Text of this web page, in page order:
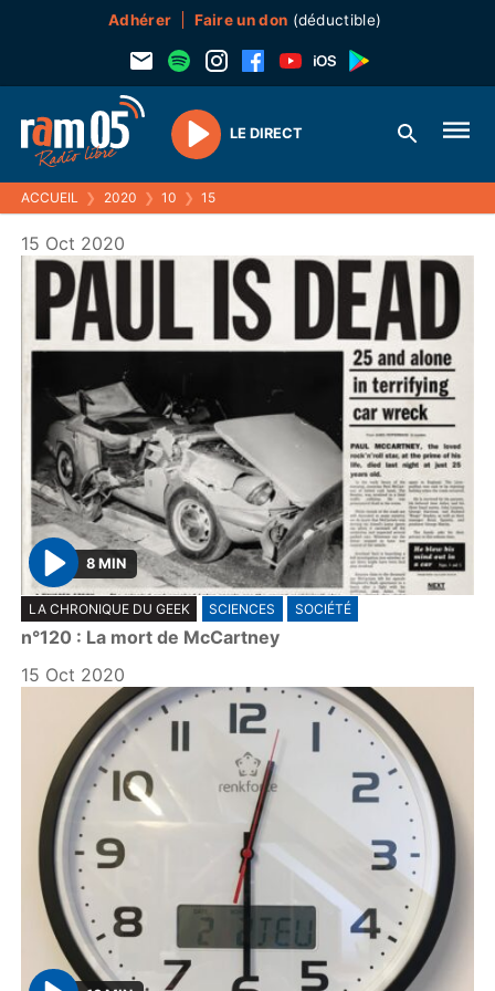
Adhérer Faire un don (déductible)
Play
LE DIRECT
ACCUEIL ❯ 2020 ❯ 10 ❯ 15
15 Oct 2020
P
l
a
y
8 MIN
LA CHRONIQUE DU GEEK SCIENCES SOCIÉTÉ
n°120 : La mort de McCartney
15 Oct 2020